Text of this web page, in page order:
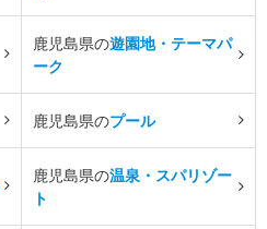
鹿児島県の遊園地・テーマパ
ーク
鹿児島県のプール
鹿児島県の温泉・スパリゾー
ト